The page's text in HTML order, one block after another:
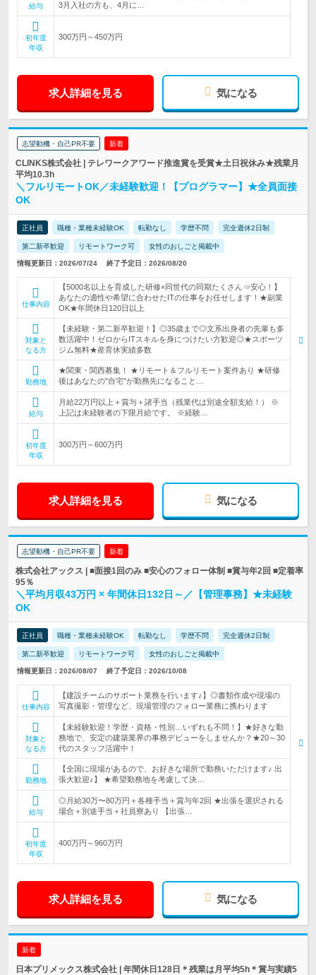
給与
3月入社の方も、4月に…
初年度
年収
300万円～450万円
求人詳細を見る 気になる
志望動機・自己PR不要 新着
CLINKS株式会社 | テレワークアワード推進賞を受賞★土日祝休み★残業月
平均10.3h
＼フルリモートOK／未経験歓迎！【プログラマー】★全員面接
OK
正社員 職種・業種未経験OK 転勤なし 学歴不問 完全週休2日制
第二新卒歓迎 リモートワーク可 女性のおしごと掲載中
情報更新日：2026/07/24 終了予定日：2026/08/20
仕事内容
【5000名以上を育成した研修×同世代の同期たくさん⇒安心！】
あなたの適性や希望に合わせたITの仕事をお任せします！★副業
OK★年間休日120日以上
対象と
なる方
【未経験・第二新卒歓迎！】◎35歳まで◎文系出身者の先輩も多
数活躍中！ゼロからITスキルを身につけたい方歓迎◎★スポーツ
ジム無料★産育休実績多数
勤務地
★関東・関西募集！ ★リモート＆フルリモート案件あり ★研修
後はあなたの"自宅"が勤務先になること…
給与
月給22万円以上＋賞与＋諸手当（残業代は別途全額支給！） ※
上記は未経験者の下限月給です。 ※経験…
初年度
年収
300万円～600万円
求人詳細を見る 気になる
志望動機・自己PR不要 新着
株式会社アックス | ■面接1回のみ ■安心のフォロー体制 ■賞与年2回 ■定着率
95％
＼平均月収43万円 × 年間休日132日～／【管理事務】★未経験
OK
正社員 職種・業種未経験OK 転勤なし 学歴不問 完全週休2日制
第二新卒歓迎 リモートワーク可 女性のおしごと掲載中
情報更新日：2026/08/07 終了予定日：2026/10/08
仕事内容
【建設チームのサポート業務を行います♪】◎書類作成や現場の
写真撮影・管理など、現場管理のフォロー業務に携わります
対象と
なる方
【未経験歓迎！学歴・資格・性別…いずれも不問！】★好きな勤
務地で、安定の建築業界の事務デビューをしませんか？★20～30
代のスタッフ活躍中！
勤務地
【全国に現場があるので、お好きな場所で勤務いただけます♪ 出
張大歓迎♪】 ★希望勤務地を考慮して決…
給与
◎月給30万〜80万円＋各種手当＋賞与年2回 ★出張を選択される
場合＋別途手当＋社員寮あり 【出張…
初年度
年収
400万円～960万円
求人詳細を見る 気になる
新着
日本プリメックス株式会社 | 年間休日128日＊残業は月平均5h＊賞与実績5